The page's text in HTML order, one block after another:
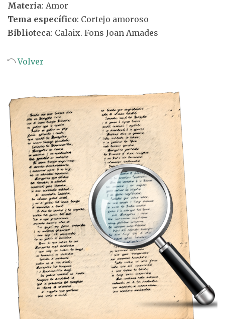
Materia: Amor
Tema específico: Cortejo amoroso
Biblioteca: Calaix. Fons Joan Amades
Volver